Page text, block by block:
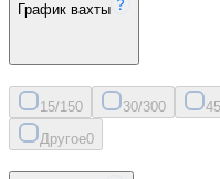
График вахты
15/150 30/300
Другое0